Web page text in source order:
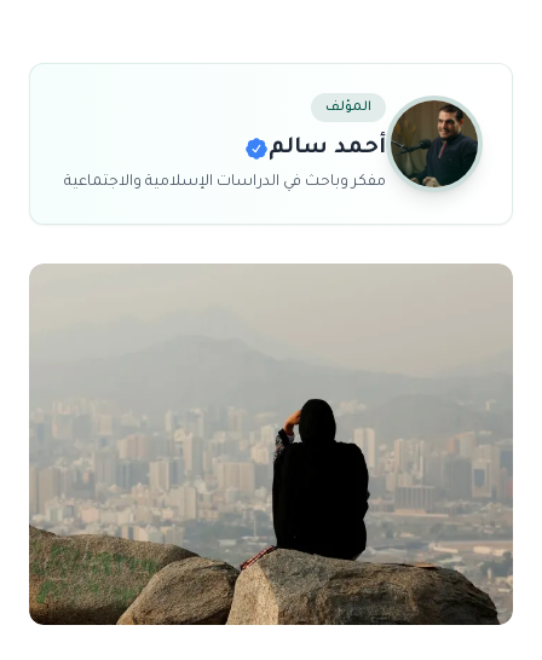
المؤلف
أحمد سالم
مفكر وباحث في الدراسات الإسلامية والاجتماعية